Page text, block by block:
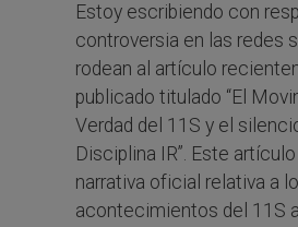
Estoy escribiendo con
controversia en las redes
rodean al artículo
publicado titulado “El
Verdad del 11S y el
Disciplina IR”. Este
narrativa oficial relativa a
acontecimientos del 11S